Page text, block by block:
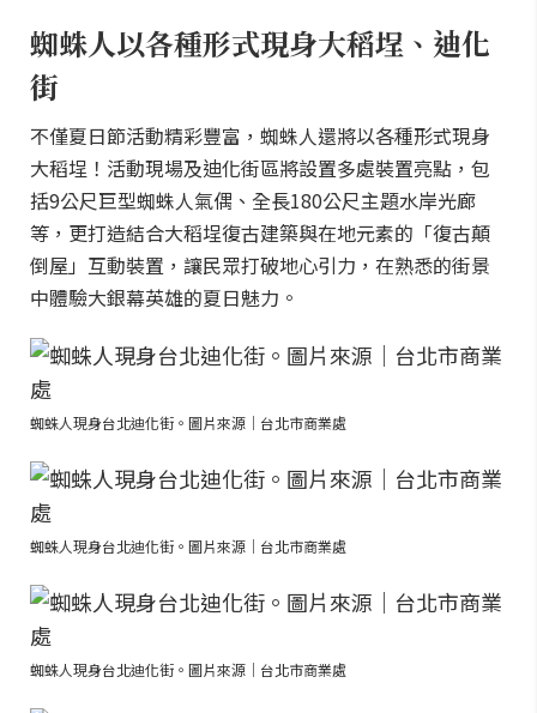
蜘蛛人以各種形式現身大稻埕、迪化
街
不僅夏日節活動精彩豐富，蜘蛛人還將以各種形式現身
大稻埕！活動現場及迪化街區將設置多處裝置亮點，包
括9公尺巨型蜘蛛人氣偶、全長180公尺主題水岸光廊
等，更打造結合大稻埕復古建築與在地元素的「復古顛
倒屋」互動裝置，讓民眾打破地心引力，在熟悉的街景
中體驗大銀幕英雄的夏日魅力。
蜘蛛人現身台北迪化街。圖片來源｜台北市商業處
蜘蛛人現身台北迪化街。圖片來源｜台北市商業處
蜘蛛人現身台北迪化街。圖片來源｜台北市商業處